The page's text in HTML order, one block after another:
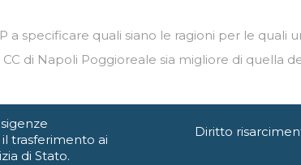
a specificare quali siano le ragioni per le quali
di Napoli Poggioreale sia migliore di quella
trasferimento ai
di Stato.
Diritto